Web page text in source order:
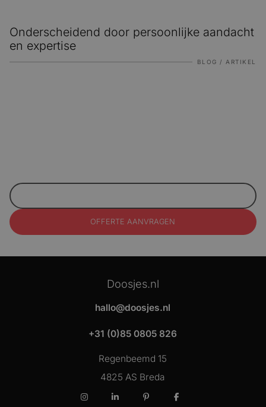
Onderscheidend door persoonlijke aandacht
en expertise
BLOG / ARTIKEL
OFFERTE AANVRAGEN
Doosjes.nl
hallo@doosjes.nl
+31 (0)85 0805 826
Regenbeemd 15
4825 AS Breda
InstagramLinkedInPinterest